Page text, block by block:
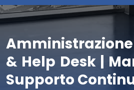
& Help Desk |
Supporto